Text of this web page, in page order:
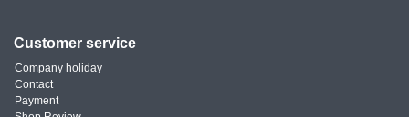
Customer service
Company holiday
Contact
Payment